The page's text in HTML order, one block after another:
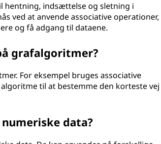
hentning, indsættelse og sletning i
ved at anvende associative operationer,
og få adgang til dataene.
grafalgoritmer?
For eksempel bruges associative
til at bestemme den korteste vej
data?